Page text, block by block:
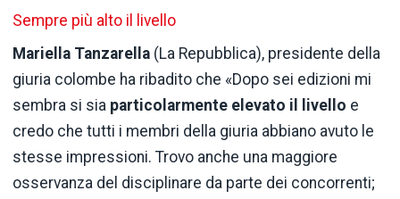
Sempre più alto il livello
Mariella Tanzarella (La Repubblica), presidente della
giuria colombe ha ribadito che «Dopo sei edizioni mi
sembra si sia particolarmente elevato il livello e
credo che tutti i membri della giuria abbiano avuto le
stesse impressioni. Trovo anche una maggiore
osservanza del disciplinare da parte dei concorrenti;